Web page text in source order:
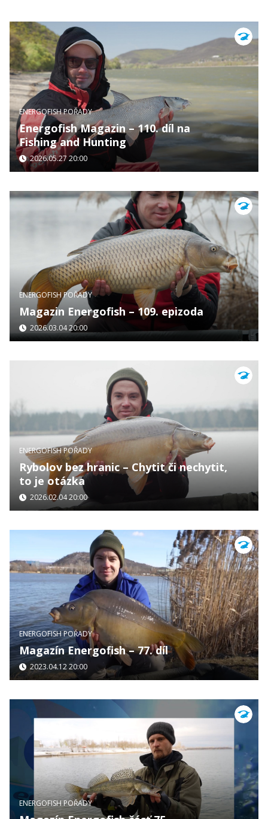
ENERGOFISH POŘADY
Energofish Magazin – 110. díl na
Fishing and Hunting
2026.05.27 20:00
ENERGOFISH POŘADY
Magazin Energofish – 109. epizoda
2026.03.04 20:00
ENERGOFISH POŘADY
Rybolov bez hranic – Chytit či nechytit,
to je otázka
2026.02.04 20:00
ENERGOFISH POŘADY
Magazín Energofish – 77. díl
2023.04.12 20:00
ENERGOFISH POŘADY